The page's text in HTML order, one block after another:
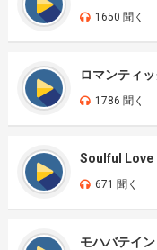
1650 聞く
ロマンティ
1786 聞く
Soulful Love
671 聞く
モハバテイ